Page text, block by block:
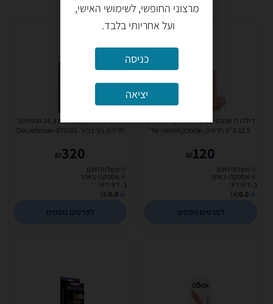
דילדו דו שכבתי עם עור מחליק, לא נימול,
12.5 ס''מ חדירה, שמספק תחושה של
120
₪
משלוח חינם
אספקה: באתר
ב- דיגי דיגי
0.0
(4)
לפרטים נוספים
דילדו של ראיין בונס 7 אינץ, 14 סנטימטר
חדירה, גוף בהיר. DocJohnson-073381
320
₪
משלוח חינם
אספקה: באתר
ב- דיגי דיגי
0.0
(4)
לפרטים נוספים
מרצוני החופשי, לשימושי האישי,
ועל אחריותי בלבד.
יציאה
כניסה